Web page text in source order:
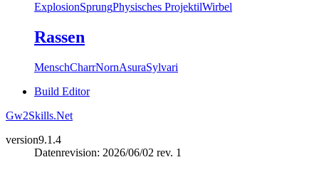
ExplosionSprungPhysisches ProjektilWirbel
Rassen
MenschCharrNornAsuraSylvari
Build Editor
Gw2Skills.Net
version9.1.4
Datenrevision: 2026/06/02 rev. 1